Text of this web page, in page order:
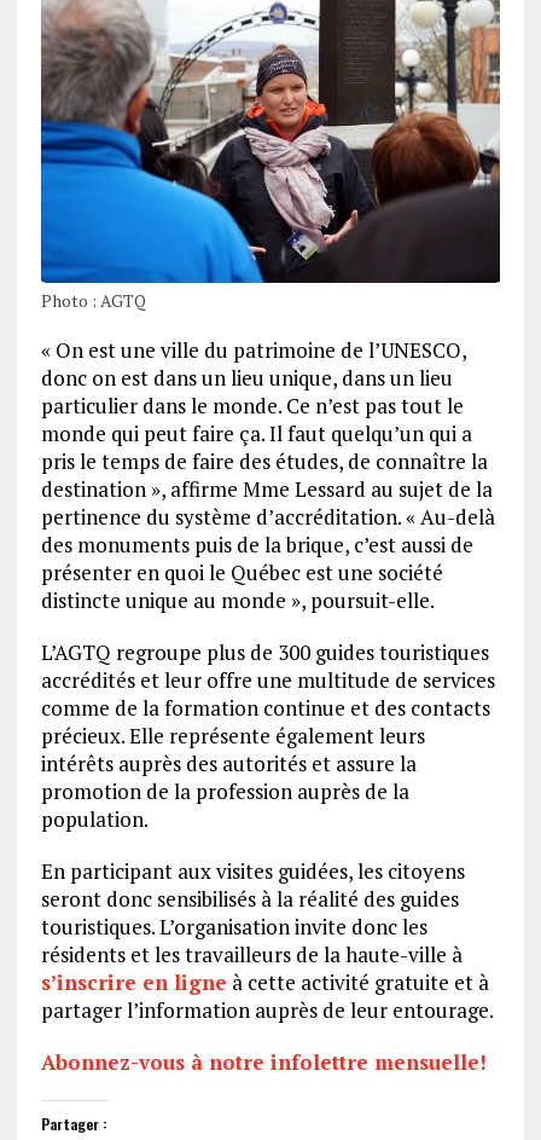
Photo : AGTQ
« On est une ville du patrimoine de l’UNESCO,
donc on est dans un lieu unique, dans un lieu
particulier dans le monde. Ce n’est pas tout le
monde qui peut faire ça. Il faut quelqu’un qui a
pris le temps de faire des études, de connaître la
destination », affirme Mme Lessard au sujet de la
pertinence du système d’accréditation. « Au-delà
des monuments puis de la brique, c’est aussi de
présenter en quoi le Québec est une société
distincte unique au monde », poursuit-elle.
L’AGTQ regroupe plus de 300 guides touristiques
accrédités et leur offre une multitude de services
comme de la formation continue et des contacts
précieux. Elle représente également leurs
intérêts auprès des autorités et assure la
promotion de la profession auprès de la
population.
En participant aux visites guidées, les citoyens
seront donc sensibilisés à la réalité des guides
touristiques. L’organisation invite donc les
résidents et les travailleurs de la haute-ville à
s’inscrire en ligne à cette activité gratuite et à
partager l’information auprès de leur entourage.
Abonnez-vous à notre infolettre mensuelle!
Partager :